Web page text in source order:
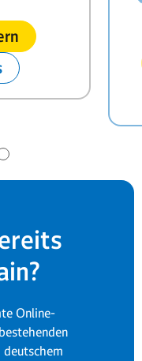
Online-
deutschem